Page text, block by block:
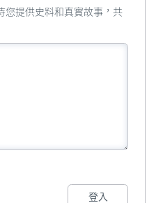
您提供史料和真實故事，共
登入